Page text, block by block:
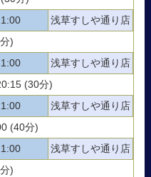
浅草すしや通り店
分)
浅草すしや通り店
(30分)
浅草すしや通り店
(40分)
浅草すしや通り店
分)